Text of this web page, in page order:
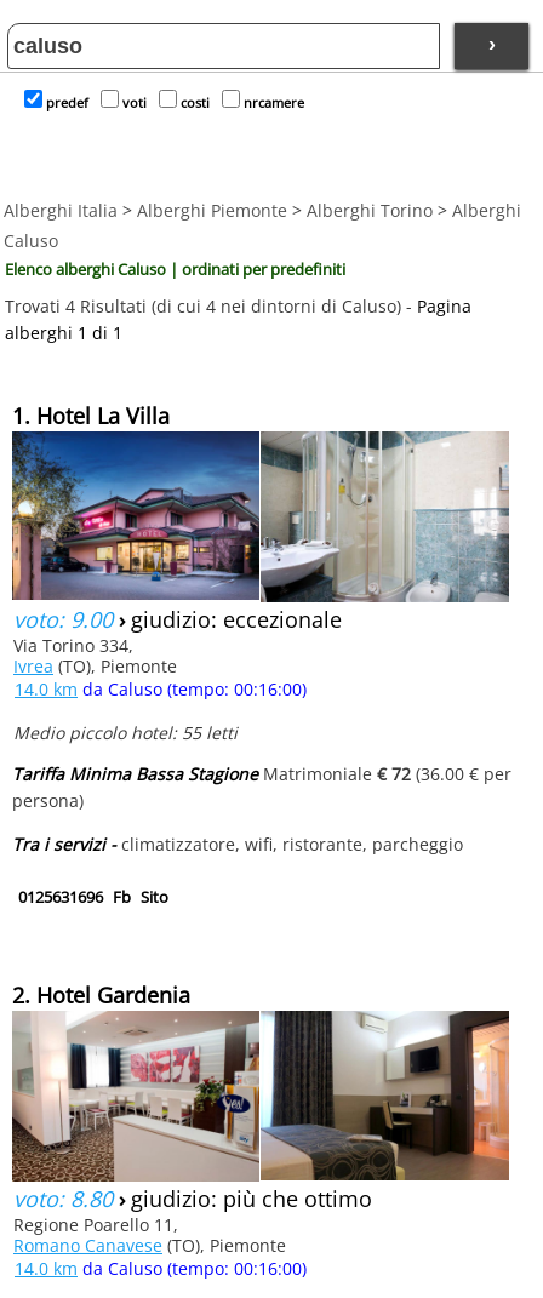
›
predef voti costi nrcamere
Alberghi Italia > Alberghi Piemonte > Alberghi Torino > Alberghi
Caluso
Elenco alberghi Caluso | ordinati per predefiniti
Trovati 4 Risultati (di cui 4 nei dintorni di Caluso) - Pagina
alberghi 1 di 1
1. Hotel La Villa
voto: 9.00› giudizio: eccezionale
Via Torino 334,
Ivrea (TO), Piemonte
14.0 km da Caluso (tempo: 00:16:00)
Medio piccolo hotel: 55 letti
Tariffa Minima Bassa StagioneMatrimoniale € 72 (36.00 € per
persona)
Tra i servizi -climatizzatore, wifi, ristorante, parcheggio
0125631696 Fb Sito
2. Hotel Gardenia
voto: 8.80› giudizio: più che ottimo
Regione Poarello 11,
Romano Canavese (TO), Piemonte
14.0 km da Caluso (tempo: 00:16:00)